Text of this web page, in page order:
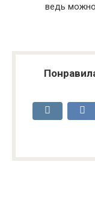
ведь